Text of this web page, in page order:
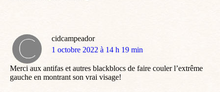
cidcampeador
dit
1 octobre 2022 à 14 h 19 min
Merci aux antifas et autres blackblocs de faire couler l’extrême
gauche en montrant son vrai visage!